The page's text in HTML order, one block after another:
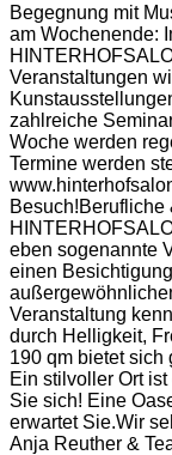
Begegnung mit
am Wochenende:
Veranstaltungen
zahlreiche
Woche werden
Termine werden
eben sogenannte
einen
Veranstaltung
durch Helligkeit,
190 qm bietet sich
Ein stilvoller Ort
Sie sich! Eine
erwartet Sie.Wir
Anja Reuther &